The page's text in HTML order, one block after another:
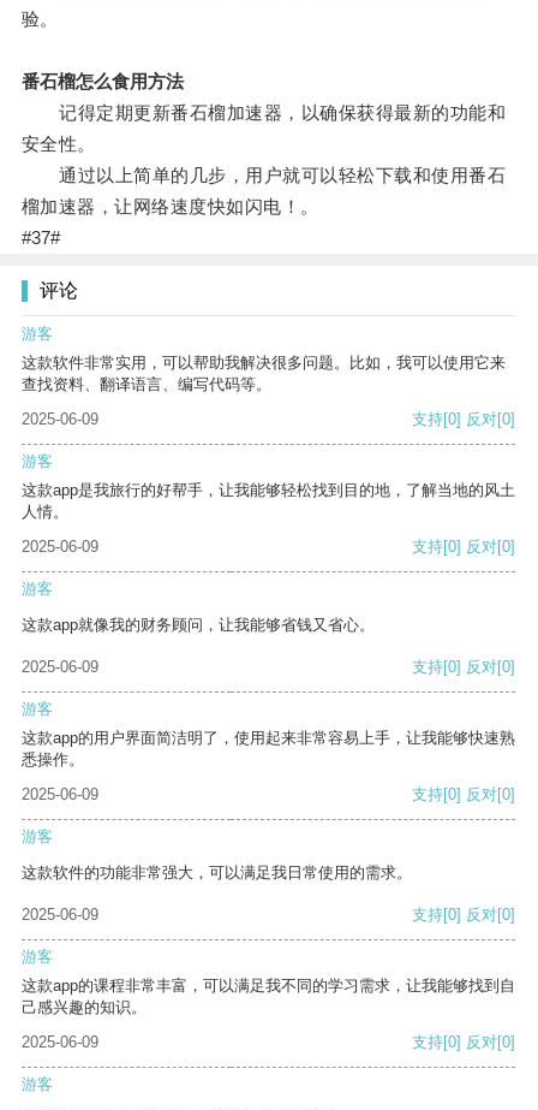
验。
番石榴怎么食用方法
记得定期更新番石榴加速器，以确保获得最新的功能和
安全性。
通过以上简单的几步，用户就可以轻松下载和使用番石
榴加速器，让网络速度快如闪电！。
#37#
评论
游客
这款软件非常实用，可以帮助我解决很多问题。比如，我可以使用它来
查找资料、翻译语言、编写代码等。
2025-06-09
支持[0] 反对[0]
游客
这款app是我旅行的好帮手，让我能够轻松找到目的地，了解当地的风土
人情。
2025-06-09
支持[0] 反对[0]
游客
这款app就像我的财务顾问，让我能够省钱又省心。
2025-06-09 支持[0] 反对[0]
游客
这款app的用户界面简洁明了，使用起来非常容易上手，让我能够快速熟
悉操作。
2025-06-09
支持[0] 反对[0]
游客
这款软件的功能非常强大，可以满足我日常使用的需求。
2025-06-09 支持[0] 反对[0]
游客
这款app的课程非常丰富，可以满足我不同的学习需求，让我能够找到自
己感兴趣的知识。
2025-06-09
支持[0] 反对[0]
游客